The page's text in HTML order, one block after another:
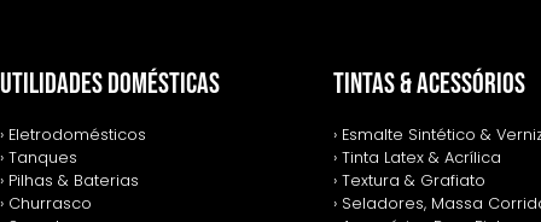
UTILIDADES DOMÉSTICAS
› Eletrodomésticos
› Tanques
› Pilhas & Baterias
› Churrasco
TINTAS & ACESSÓRIOS
› Esmalte Sintético &
› Tinta Latex & Acrílica
› Textura & Grafiato
› Seladores, Massa